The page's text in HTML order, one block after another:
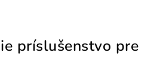
príslušenstvo pre